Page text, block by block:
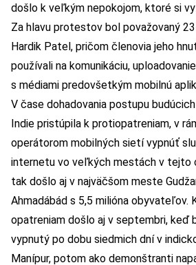
došlo k veľkým nepokojom, ktoré si
Za hlavu protestov bol považovaný
Hardik Patel, pričom členovia jeho
používali na komunikáciu,
s médiami predovšetkým mobilnú
V čase dohadovania postupu
Indie pristúpila k protiopatreniam, v
operátorom mobilných sietí vypnúť
internetu vo veľkých mestách v tejto
tak došlo aj v najväčšom meste
Ahmadábád s 5,5 milióna obyvateľov.
opatreniam došlo aj v septembri, keď
vypnutý po dobu siedmich dní v
Manípur, potom ako demonštranti